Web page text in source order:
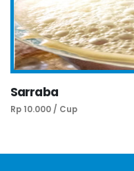
Sarraba
Rp 10.000 / Cup